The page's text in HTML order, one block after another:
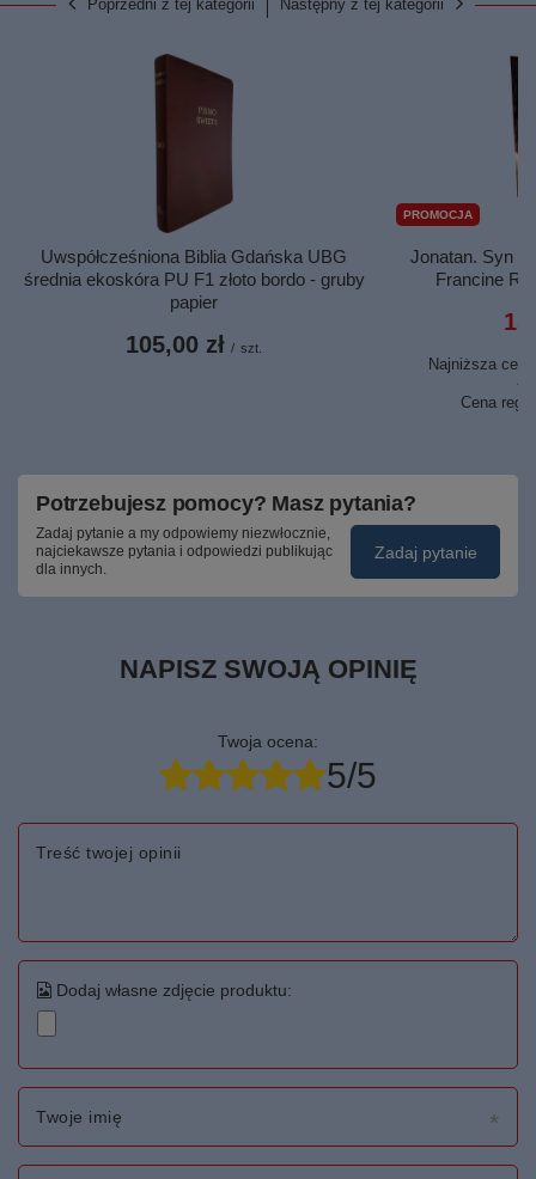
Poprzedni z tej kategorii Następny z tej kategorii
Uwspółcześniona Biblia Gdańska UBG
średnia ekoskóra PU F1 złoto bordo - gruby
papier
105,00 zł / szt.
PROMOCJA
Jonatan. Syn
Francine
Najniższa
Cena
Potrzebujesz pomocy? Masz pytania?
Zadaj pytanie a my odpowiemy niezwłocznie,
najciekawsze pytania i odpowiedzi publikując
dla innych.
Zadaj pytanie
NAPISZ SWOJĄ OPINIĘ
Twoja ocena:
5/5
Treść twojej opinii
Dodaj własne zdjęcie produktu:
Twoje imię